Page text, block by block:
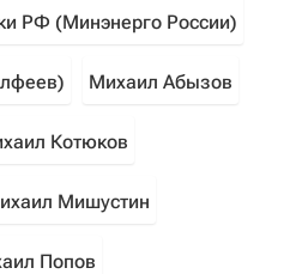
РФ (Минэнерго России)
Михаил Абызов
Котюков
Мишустин
Попов